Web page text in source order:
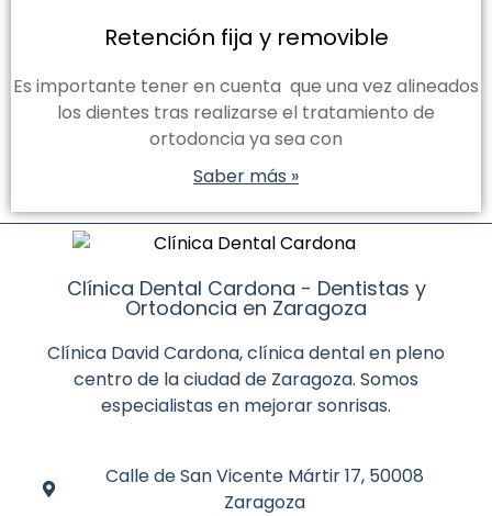
Retención fija y removible
Es importante tener en cuenta que una vez alineados
los dientes tras realizarse el tratamiento de
ortodoncia ya sea con
Saber más »
Clínica Dental Cardona - Dentistas y
Ortodoncia en Zaragoza
Clínica David Cardona, clínica dental en pleno
centro de la ciudad de Zaragoza. Somos
especialistas en mejorar sonrisas.
Calle de San Vicente Mártir 17, 50008
Zaragoza